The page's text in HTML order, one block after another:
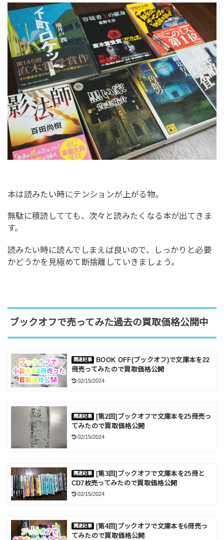
本は読みたい時にテンションが上がる物。
無駄に積読してても、次々と読みたくなる本が出てきま
す。
読みたい時に読んでしまえば良いので、しっかりと必要
かどうかを見極めて断捨離していきましょう。
ブックオフで売ってみた過去の買取価格公開中
BOOK OFF(ブックオフ)で文庫本を22
冊売ってみたので買取価格公開
02/15/2024
[第2回]ブックオフで文庫本を25冊売っ
てみたので買取価格公開
02/15/2024
[第3回]ブックオフで文庫本を25冊と
CD7枚売ってみたので買取価格公開
02/15/2024
[第4回]ブックオフで文庫本を6冊売っ
てみたので買取価格公開